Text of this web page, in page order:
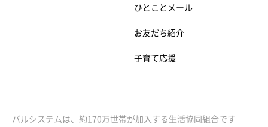
ひとことメール
お友だち紹介
子育て応援
パルシステムは、約170万世帯が加入する生活協同組合です